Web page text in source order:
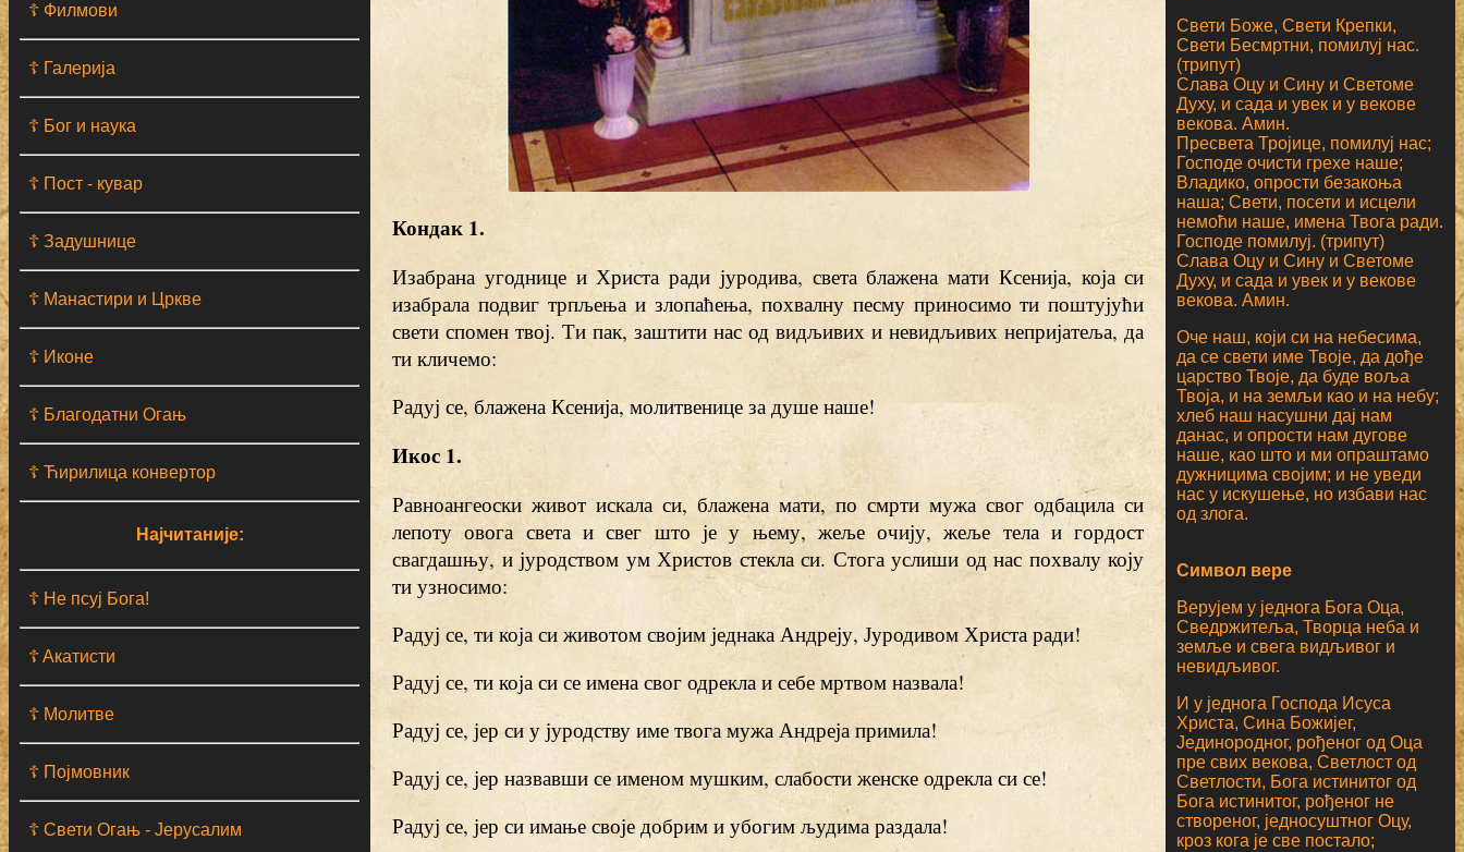
☦ Филмови
☦ Галерија
☦ Бог и наука
☦ Пост - кувар
☦ Задушнице
☦ Манастири и Цркве
☦ Иконе
☦ Благодатни Огањ
☦ Ћирилица конвертор
Најчитаније:
☦ Не псуј Бога!
☦ Aкатисти
☦ Молитве
☦ Појмовник
☦ Свети Огањ - Јерусалим
Кондак 1.
Изабрана угоднице и Христа ради јуродива, света блажена мати Ксенија, која си
изабрала подвиг трпљења и злопаћења, похвалну песму приносимо ти поштујући
свети спомен твој. Ти пак, заштити нас од видљивих и невидљивих непријатеља, да
ти кличемо:
Радуј се, блажена Ксенија, молитвенице за душе наше!
Икос 1.
Равноангеоски живот искала си, блажена мати, по смрти мужа свог одбацила си
лепоту овога света и свег што је у њему, жеље очију, жеље тела и гордост
свагдашњу, и јуродством ум Христов стекла си. Стога услиши од нас похвалу коју
ти узносимо:
Радуј се, ти која си животом својим једнака Андреју, Јуродивом Христа ради!
Радуј се, ти која си се имена свог одрекла и себе мртвом назвала!
Радуј се, јер си у јуродству име твога мужа Андреја примила!
Радуј се, јер назвавши се именом мушким, слабости женске одрекла си се!
Радуј се, јер си имање своје добрим и убогим људима раздала!
Свети Боже, Свети Крепки,
Свети Бесмртни, помилуј нас.
(трипут)
Слава Оцу и Сину и Светоме
Духу, и сада и увек и у векове
векова. Амин.
Пресвета Тројице, помилуј нас;
Господе очисти грехе наше;
Владико, опрости безакоња
наша; Свети, посети и исцели
немоћи наше, имена Твога ради.
Господе помилуј. (трипут)
Слава Оцу и Сину и Светоме
Духу, и сада и увек и у векове
векова. Амин.
Оче наш, који си на небесима,
да се свети име Твоје, да дође
царство Твоје, да буде воља
Твоја, и на земљи као и на небу;
хлеб наш насушни дај нам
данас, и опрости нам дугове
наше, као што и ми опраштамо
дужницима својим; и не уведи
нас у искушење, но избави нас
од злога.
Символ вере
Верујем у једнога Бога Оца,
Сведржитеља, Творца неба и
земље и свега видљивог и
невидљивог.
И у једнога Господа Исуса
Христа, Сина Божијег,
Јединородног, рођеног од Оца
пре свих векова, Светлост од
Светлости, Бога истинитог од
Бога истинитог, рођеног не
створеног, једносуштног Оцу,
кроз кога је све постало;